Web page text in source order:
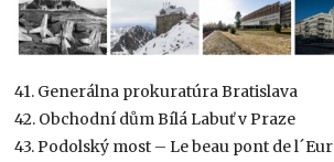
41. Generálna prokuratúra Bratislava
42. Obchodní dům Bílá Labuť v Praze
43. Podolský most – Le beau pont de